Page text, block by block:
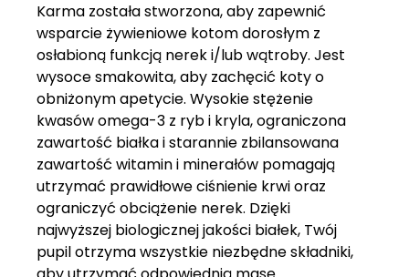
Karma została stworzona, aby zapewnić
wsparcie żywieniowe kotom dorosłym z
osłabioną funkcją nerek i/lub wątroby. Jest
wysoce smakowita, aby zachęcić koty o
obniżonym apetycie. Wysokie stężenie
kwasów omega-3 z ryb i kryla, ograniczona
zawartość białka i starannie zbilansowana
zawartość witamin i minerałów pomagają
utrzymać prawidłowe ciśnienie krwi oraz
ograniczyć obciążenie nerek. Dzięki
najwyższej biologicznej jakości białek, Twój
pupil otrzyma wszystkie niezbędne składniki,